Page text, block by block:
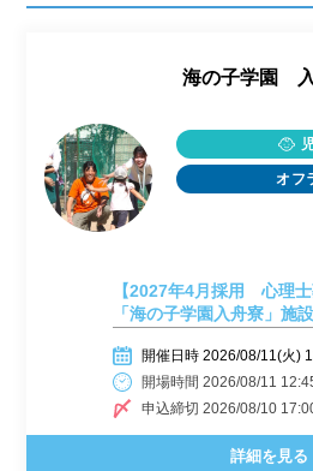
海の子学園
オフ
【2027年4月採用 心理
「海の子学園入舟寮」施
開催日時 2026/08/11(火)
開場時間 2026/08/11
申込締切 2026/08/10
詳細を見る